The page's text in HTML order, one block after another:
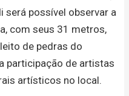
será possível observar a
com seus 31 metros,
de pedras do
participação de artistas
artísticos no local.